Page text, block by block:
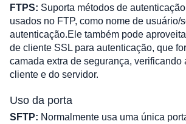
FTPS: Suporta métodos de
usados no FTP, como nome de usuário/
autenticação.Ele também pode
de cliente SSL para autenticação, que
camada extra de segurança, verificando
cliente e do servidor.
Uso da porta
SFTP: Normalmente usa uma única